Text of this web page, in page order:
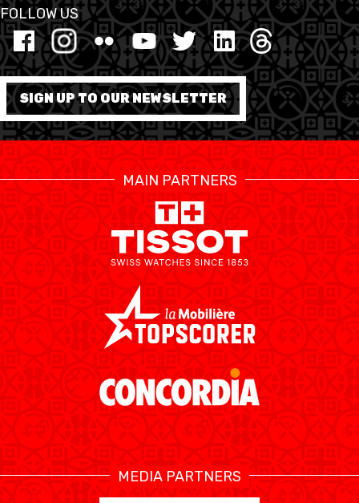
FOLLOW US
SIGN UP TO OUR NEWSLETTER
MAIN PARTNERS
MEDIA PARTNERS